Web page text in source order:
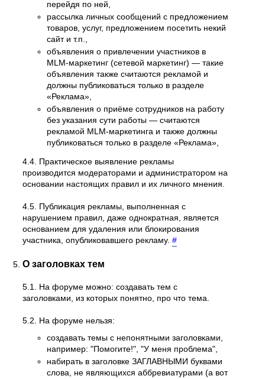
перейдя по ней,
рассылка личных сообщений с предложением
товаров, услуг, предложением посетить некий
сайт и т.п.,
объявления о привлечении участников в
MLM-маркетинг (сетевой маркетинг) — такие
объявления также считаются рекламой и
должны публиковаться только в разделе
«Реклама»,
объявления о приёме сотрудников на работу
без указания сути работы — считаются
рекламой MLM-маркетинга и также должны
публиковаться только в разделе «Реклама»,
4.4. Практическое выявление рекламы
производится модераторами и администратором на
основании настоящих правил и их личного мнения.
4.5. Публикация рекламы, выполненная с
нарушением правил, даже однократная, является
основанием для удаления или блокирования
участника, опубликовавшего рекламу.#
О заголовках тем
5.1. На форуме можно: создавать тем с
заголовками, из которых понятно, про что тема.
5.2. На форуме нельзя:
создавать темы с непонятными заголовками,
например: "Помогите!", "У меня проблема",
набирать в заголовке ЗАГЛАВНЫМИ буквами
слова, не являющихся аббревиатурами (а вот